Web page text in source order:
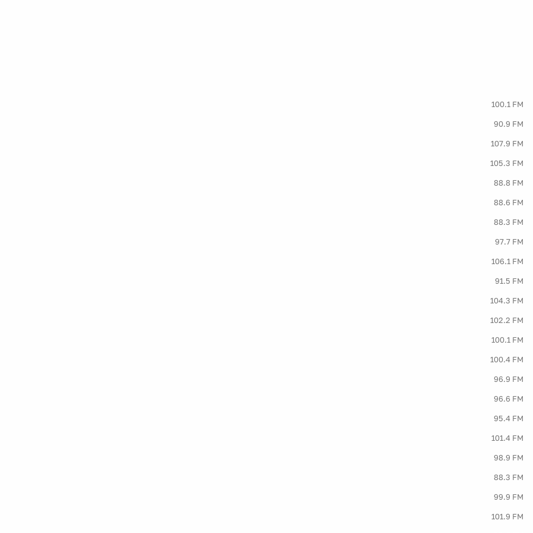
100.1 FM
90.9 FM
107.9 FM
105.3 FM
88.8 FM
88.6 FM
88.3 FM
97.7 FM
106.1 FM
91.5 FM
104.3 FM
102.2 FM
100.1 FM
100.4 FM
96.9 FM
96.6 FM
95.4 FM
101.4 FM
98.9 FM
88.3 FM
99.9 FM
101.9 FM